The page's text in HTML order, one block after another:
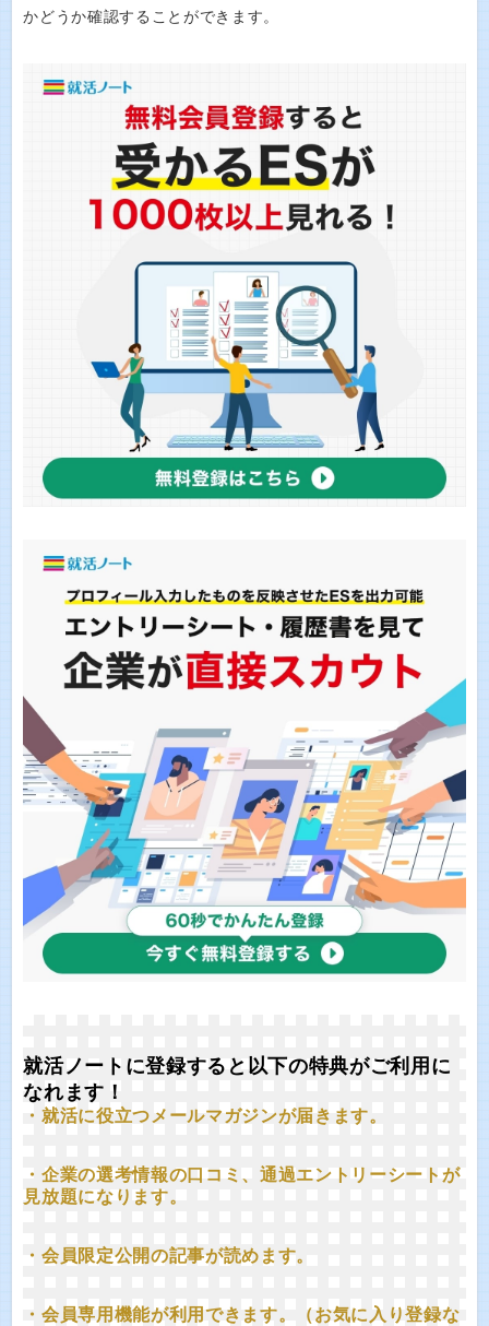
かどうか確認することができます。
就活ノートに登録すると以下の特典がご利用に
なれます！
・就活に役立つメールマガジンが届きます。
・企業の選考情報の口コミ、通過エントリーシートが
見放題になります。
・会員限定公開の記事が読めます。
・会員専用機能が利用できます。（お気に入り登録な